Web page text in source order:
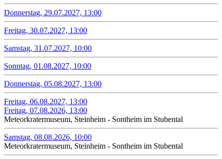
Donnerstag, 29.07.2027, 13:00
Freitag, 30.07.2027, 13:00
Samstag, 31.07.2027, 10:00
Sonntag, 01.08.2027, 10:00
Donnerstag, 05.08.2027, 13:00
Freitag, 06.08.2027, 13:00
Freitag, 07.08.2026, 13:00
Meteorkratermuseum, Steinheim - Sontheim im Stubental
Samstag, 08.08.2026, 10:00
Meteorkratermuseum, Steinheim - Sontheim im Stubental